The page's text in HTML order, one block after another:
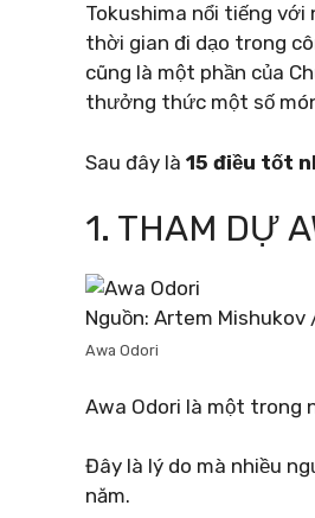
Tokushima nổi tiếng với
thời gian đi dạo trong
cũng là một phần của
thưởng thức một số
Sau đây là 15 điều tốt
1. THAM DỰ
Nguồn: Artem Mishukov
Awa Odori
Awa Odori là một trong
Đây là lý do mà nhiều
năm.